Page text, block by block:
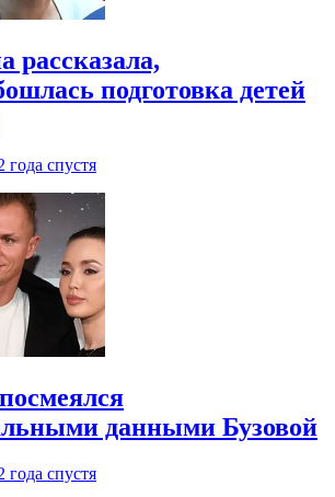
рассказала,
подготовка детей
года спустя
данными Бузовой
года спустя